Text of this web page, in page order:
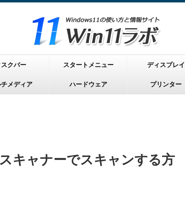
スクバー スタートメニュー ディスプレイ
メディア ハードウェア プリンター
キャナーでスキャンする方